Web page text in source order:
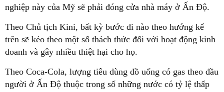
nghiệp này của Mỹ sẽ phải đóng cửa nhà máy ở Ấn Độ.
Theo Chủ tịch Kini, bất kỳ bước đi nào theo hướng kể
trên sẽ kéo theo một số thách thức đối với hoạt động kinh
doanh và gây nhiều thiệt hại cho họ.
Theo Coca-Cola, lượng tiêu dùng đồ uống có gas theo đầu
người ở Ấn Độ thuộc trong số những nước có tỷ lệ thấp